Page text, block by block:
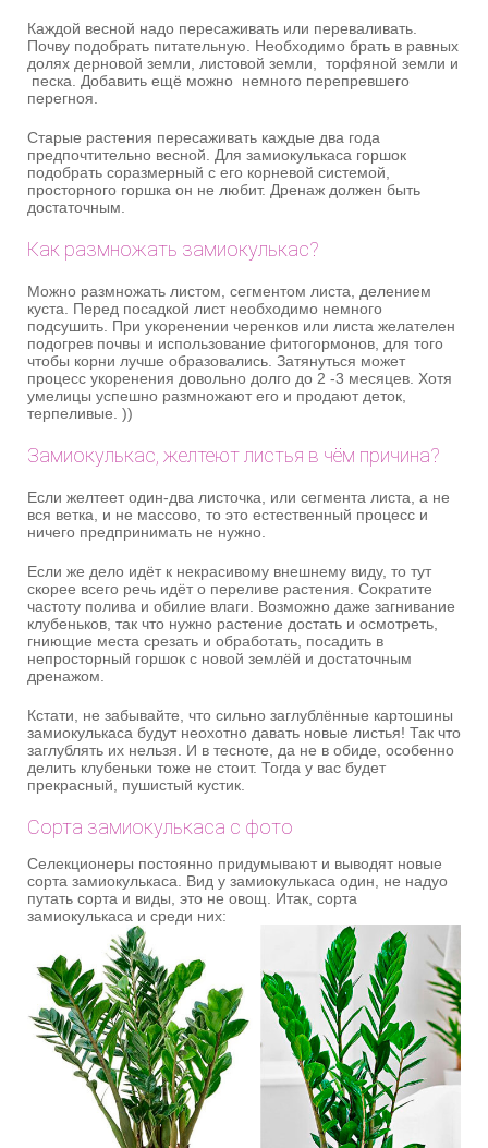
Каждой весной надо пересаживать или переваливать.
Почву подобрать питательную. Необходимо брать в равных
долях дерновой земли, листовой земли, торфяной земли и
песка. Добавить ещё можно немного перепревшего
перегноя.
Старые растения пересаживать каждые два года
предпочтительно весной. Для замиокулькаса горшок
подобрать соразмерный с его корневой системой,
просторного горшка он не любит. Дренаж должен быть
достаточным.
Как размножать замиокулькас?
Можно размножать листом, сегментом листа, делением
куста. Перед посадкой лист необходимо немного
подсушить. При укоренении черенков или листа желателен
подогрев почвы и использование фитогормонов, для того
чтобы корни лучше образовались. Затянуться может
процесс укоренения довольно долго до 2 -3 месяцев. Хотя
умелицы успешно размножают его и продают деток,
терпеливые. ))
Замиокулькас, желтеют листья в чём причина?
Если желтеет один-два листочка, или сегмента листа, а не
вся ветка, и не массово, то это естественный процесс и
ничего предпринимать не нужно.
Если же дело идёт к некрасивому внешнему виду, то тут
скорее всего речь идёт о переливе растения. Сократите
частоту полива и обилие влаги. Возможно даже загнивание
клубеньков, так что нужно растение достать и осмотреть,
гниющие места срезать и обработать, посадить в
непросторный горшок с новой землёй и достаточным
дренажом.
Кстати, не забывайте, что сильно заглублённые картошины
замиокулькаса будут неохотно давать новые листья! Так что
заглублять их нельзя. И в тесноте, да не в обиде, особенно
делить клубеньки тоже не стоит. Тогда у вас будет
прекрасный, пушистый кустик.
Сорта замиокулькаса с фото
Селекционеры постоянно придумывают и выводят новые
сорта замиокулькаса. Вид у замиокулькаса один, не надуо
путать сорта и виды, это не овощ. Итак, сорта
замиокулькаса и среди них: